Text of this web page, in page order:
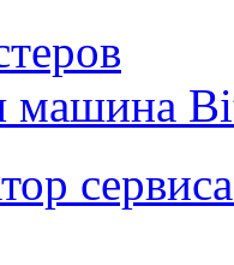
машина